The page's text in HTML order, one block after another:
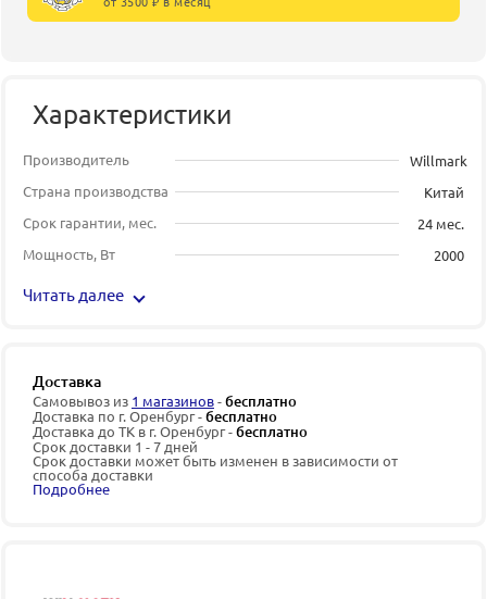
Характеристики
Производитель
Willmark
Страна производства
Китай
Срок гарантии, мес.
24 мес.
Мощность, Вт
2000
Читать далее
Доставка
Самовывоз из 1 магазинов-бесплатно
Доставка по г. Оренбург -бесплатно
Доставка до ТК в г. Оренбург -бесплатно
Срок доставки 1 - 7 дней
Срок доставки может быть изменен в зависимости от
способа доставки
Подробнее